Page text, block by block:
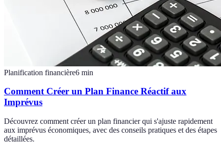
Planification financière6 min
Comment Créer un Plan Finance Réactif aux
Imprévus
Découvrez comment créer un plan financier qui s'ajuste rapidement
aux imprévus économiques, avec des conseils pratiques et des étapes
détaillées.